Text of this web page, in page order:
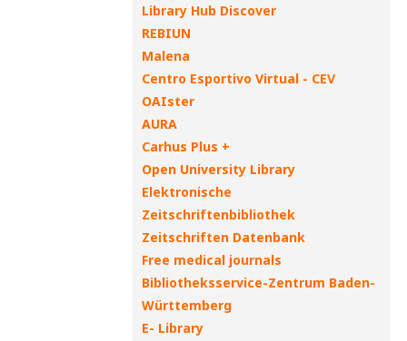
Library Hub Discover
REBIUN
Malena
Centro Esportivo Virtual - CEV
OAIster
AURA
Carhus Plus +
Open University Library
Elektronische
Zeitschriftenbibliothek
Zeitschriften Datenbank
Free medical journals
Bibliotheksservice-Zentrum Baden-
Württemberg
E- Library